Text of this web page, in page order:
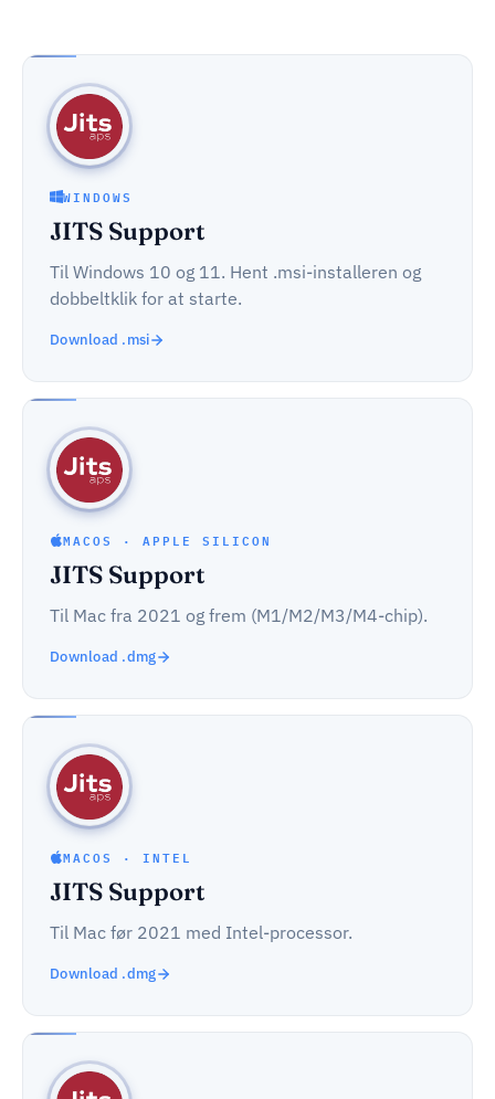
WINDOWS
JITS Support
Til Windows 10 og 11. Hent .msi-installeren og
dobbeltklik for at starte.
Download .msi
MACOS · APPLE SILICON
JITS Support
Til Mac fra 2021 og frem (M1/M2/M3/M4-chip).
Download .dmg
MACOS · INTEL
JITS Support
Til Mac før 2021 med Intel-processor.
Download .dmg